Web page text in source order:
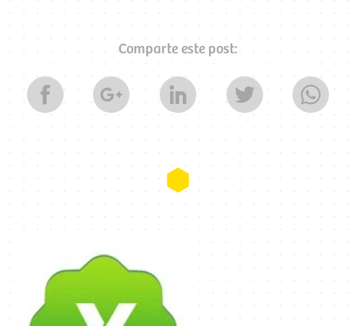
Comparte este post: